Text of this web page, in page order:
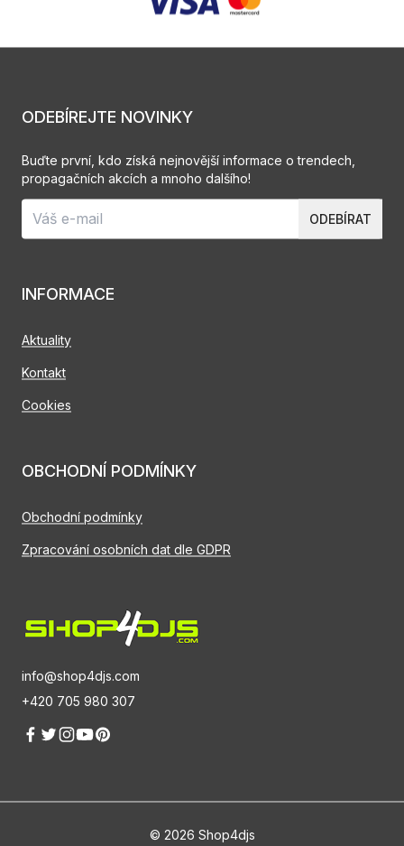
info@shop4djs.com
+420 705 980 307
INFORMACE
Aktuality
Kontakt
Cookies
OBCHODNÍ PODMÍNKY
Obchodní podmínky
Zpracování osobních dat dle GDPR
ODEBÍREJTE NOVINKY
Buďte první, kdo získá nejnovější informace o trendech,
propagačních akcích a mnoho dalšího!
ODEBÍRAT
© 2026 Shop4djs